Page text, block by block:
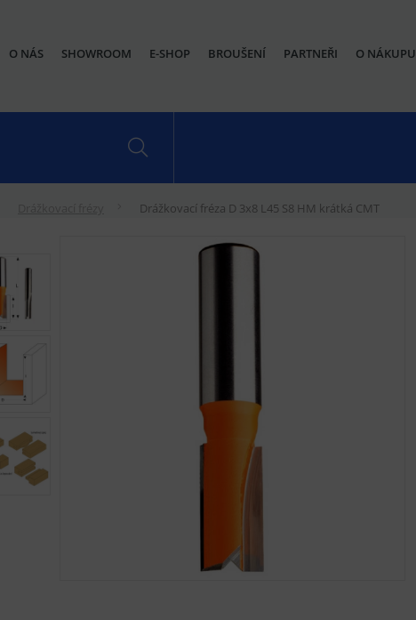
O NÁS SHOWROOM E-SHOP BROUŠENÍ PARTNEŘI O NÁKUPU
Drážkovací fréza D 3x8 L45 S8 HM krátká CMT